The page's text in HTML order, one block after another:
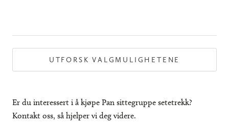
UTFORSK VALGMULIGHETENE
Er du interessert i å kjøpe Pan sittegruppe setetrekk?
Kontakt oss, så hjelper vi deg videre.